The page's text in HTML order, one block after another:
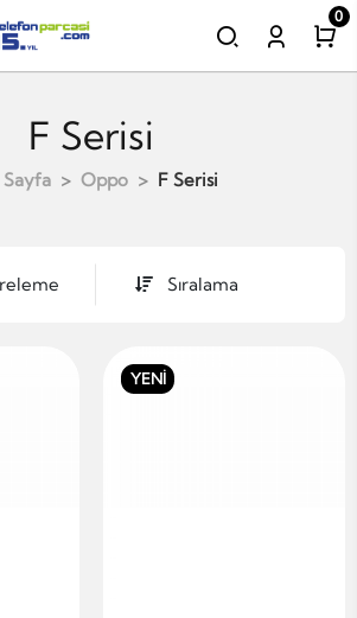
0
F Serisi
Oppo F Serisi
Sıralama
YENİ